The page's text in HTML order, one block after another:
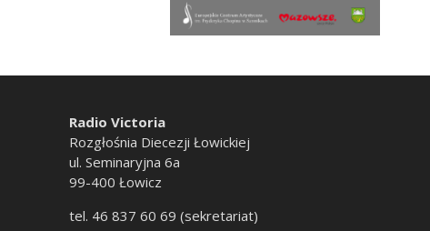
Radio Victoria
Rozgłośnia Diecezji Łowickiej
ul. Seminaryjna 6a
99-400 Łowicz
tel. 46 837 60 69 (sekretariat)